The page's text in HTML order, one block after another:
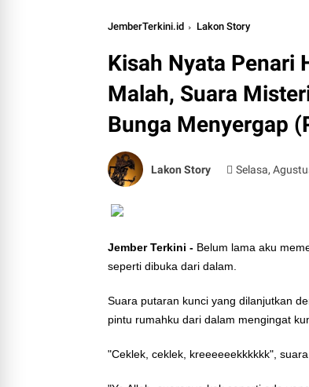
JemberTerkini.id Lakon Story
Kisah Nyata Penari
Malah, Suara
Bunga Menyergap
Lakon Story Selasa,
Jember Terkini - Belum lama aku
seperti dibuka dari dalam.
Suara putaran kunci yang dilanjutkan
pintu rumahku dari dalam mengingat
"Ceklek, ceklek, kreeeeeekkkkkk",